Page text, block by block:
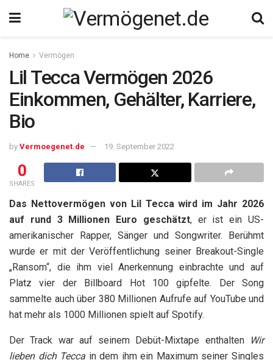
Home Vermögen
Lil Tecca Vermögen 2026
Einkommen, Gehälter, Karriere,
Bio
by Vermoegenet.de 19. September 2022
0
SHARES
Das Nettovermögen von Lil Tecca wird im Jahr 2026
auf rund 3 Millionen Euro geschätzt, er ist ein US-
amerikanischer Rapper, Sänger und Songwriter. Berühmt
wurde er mit der Veröffentlichung seiner Breakout-Single
„Ransom“, die ihm viel Anerkennung einbrachte und auf
Platz vier der Billboard Hot 100 gipfelte. Der Song
sammelte auch über 380 Millionen Aufrufe auf YouTube und
hat mehr als 1000 Millionen spielt auf Spotify.
Der Track war auf seinem Debüt-Mixtape enthalten
Wir
lieben dich Tecca in dem ihm ein Maximum seiner Singles